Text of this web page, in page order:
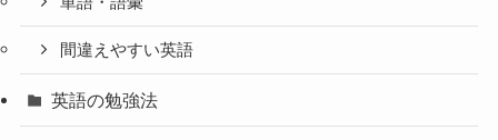
間違えやすい英語
英語の勉強法